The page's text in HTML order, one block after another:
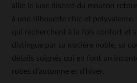
allie le luxe discret du mouton
à une silhouette chic et polyvalente.
qui recherchent à la fois confort et
distingue par sa matière noble, sa
détails soignés qui en font un
robes d’automne et d’hiver.